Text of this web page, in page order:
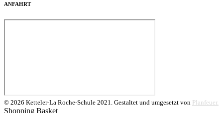
ANFAHRT
© 2026 Ketteler-La Roche-Schule 2021. Gestaltet und umgesetzt von Planfeuer.
Shopping Basket